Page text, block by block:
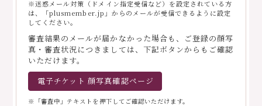
※迷惑メール対策（ドメイン指定受信など）を設定されている方
は、「plusmember.jp」からのメールが受信できるように設定
してください。
審査結果のメールが届かなかった場合も、ご登録の顔写
真・審査状況につきましては、下記ボタンからもご確認
いただけます。
電子チケット 顔写真確認ページ
※「審査中」テキストを押下してご確認いただけます。